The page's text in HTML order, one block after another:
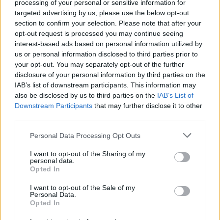
processing of your personal or sensitive information for
targeted advertising by us, please use the below opt-out
section to confirm your selection. Please note that after your
opt-out request is processed you may continue seeing
interest-based ads based on personal information utilized by
us or personal information disclosed to third parties prior to
your opt-out. You may separately opt-out of the further
disclosure of your personal information by third parties on the
IAB’s list of downstream participants. This information may
also be disclosed by us to third parties on the IAB’s List of
Downstream Participants that may further disclose it to other
Please note that this website/app uses one or more Google
not limited to your visit or usage behaviour. You may click to
grant or deny consent to Google and its third-party tags to
use your data for below specified purposes in below Google
consent section.
Personal Data Processing Opt Outs
I want to opt-out of the Sharing of my
personal data.
Opted In
I want to opt-out of the Sale of my
Personal Data.
Opted In
Encontro Preço Mínimo Máximo Média
% De
variação
Janeiro de
2022
$
0,3587
$
0,3300
$ 0,4126
$
0,3713
4%
Fevereiro
de 2022
$
0,3623
$
0,3225
$ 0,4348
$
0,3786
1%
0,3769
0,3468
0,3713
Maio de
0,3430
0,3121
0,3533
Junho de
$
0,3739
0,3365